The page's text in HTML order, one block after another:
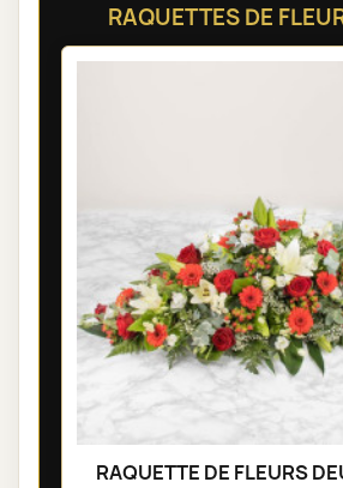
RAQUETTES DE
RAQUETTE DE FLEURS